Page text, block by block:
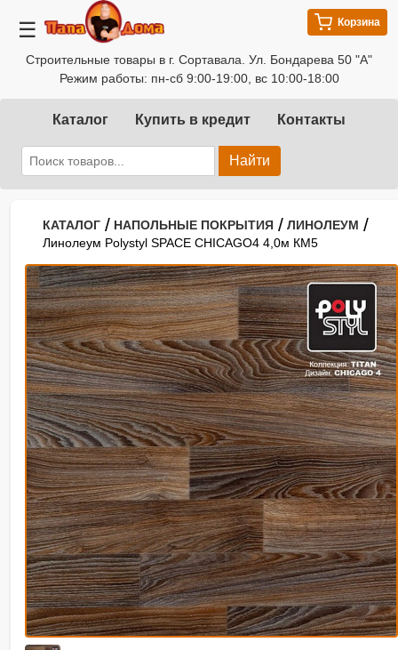
☰
Строительные товары в г. Сортавала. Ул. Бондарева 50 "А"
Режим работы: пн-сб 9:00-19:00, вс 10:00-18:00
Корзина
Каталог Купить в кредит Контакты
Найти
КАТАЛОГ / НАПОЛЬНЫЕ ПОКРЫТИЯ / ЛИНОЛЕУМ /
Линолеум Polystyl SPACE CHICAGO4 4,0м КМ5